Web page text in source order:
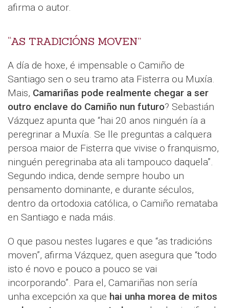
afirma o autor.
“AS TRADICIÓNS MOVEN”
A día de hoxe, é impensable o Camiño de
Santiago sen o seu tramo ata Fisterra ou Muxía.
Mais, Camariñas pode realmente chegar a ser
outro enclave do Camiño nun futuro? Sebastián
Vázquez apunta que “hai 20 anos ninguén ía a
peregrinar a Muxía. Se lle preguntas a calquera
persoa maior de Fisterra que vivise o franquismo,
ninguén peregrinaba ata ali tampouco daquela”.
Segundo indica, dende sempre houbo un
pensamento dominante, e durante séculos,
dentro da ortodoxia católica, o Camiño remataba
en Santiago e nada máis.
O que pasou nestes lugares e que “as tradicións
moven”, afirma Vázquez, quen asegura que “todo
isto é novo e pouco a pouco se vai
incorporando”. Para el, Camariñas non sería
unha excepción xa que hai unha morea de mitos